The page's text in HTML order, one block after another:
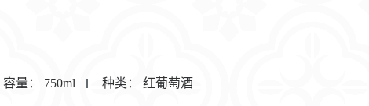
容量： 750ml 种类： 红葡萄酒